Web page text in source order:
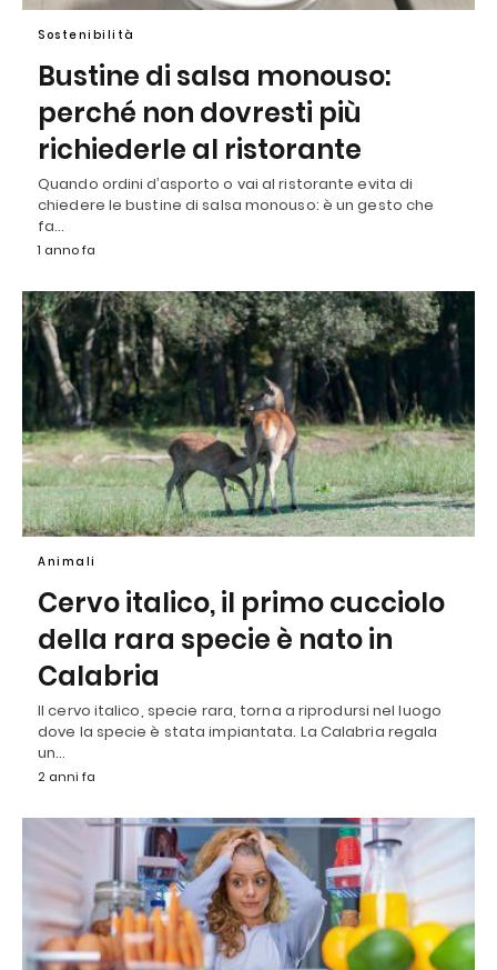
Sostenibilità
Bustine di salsa monouso:
perché non dovresti più
richiederle al ristorante
Quando ordini d’asporto o vai al ristorante evita di
chiedere le bustine di salsa monouso: è un gesto che
fa…
1 anno fa
Animali
Cervo italico, il primo cucciolo
della rara specie è nato in
Calabria
Il cervo italico, specie rara, torna a riprodursi nel luogo
dove la specie è stata impiantata. La Calabria regala
un…
2 anni fa